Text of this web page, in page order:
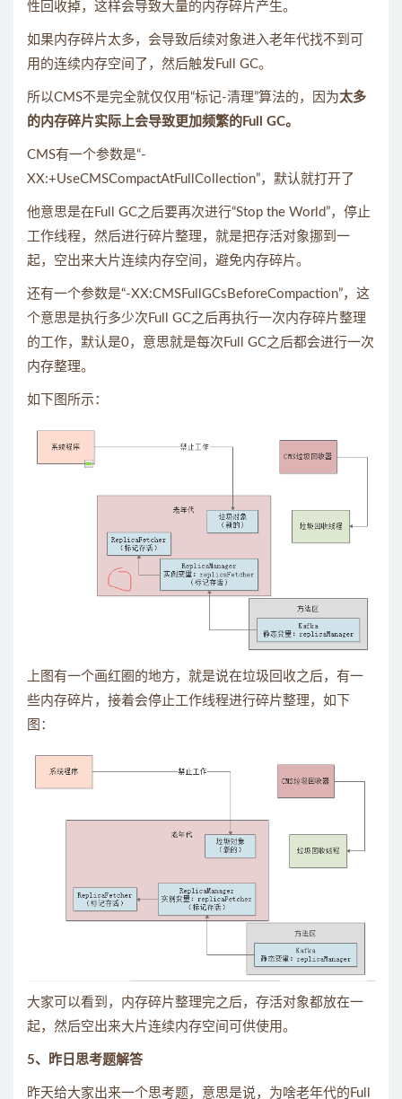
性回收掉，这样会导致大量的内存碎片产生。
如果内存碎片太多，会导致后续对象进入老年代找不到可
用的连续内存空间了，然后触发Full GC。
所以CMS不是完全就仅仅用“标记-清理”算法的，因为太多
的内存碎片实际上会导致更加频繁的Full GC。
CMS有一个参数是“-
XX:+UseCMSCompactAtFullCollection”，默认就打开了
他意思是在Full GC之后要再次进行“Stop the World”，停止
工作线程，然后进行碎片整理，就是把存活对象挪到一
起，空出来大片连续内存空间，避免内存碎片。
还有一个参数是“-XX:CMSFullGCsBeforeCompaction”，这
个意思是执行多少次Full GC之后再执行一次内存碎片整理
的工作，默认是0，意思就是每次Full GC之后都会进行一次
内存整理。
如下图所示：
上图有一个画红圈的地方，就是说在垃圾回收之后，有一
些内存碎片，接着会停止工作线程进行碎片整理，如下
图：
大家可以看到，内存碎片整理完之后，存活对象都放在一
起，然后空出来大片连续内存空间可供使用。
5、昨日思考题解答
昨天给大家出来一个思考题，意思是说，为啥老年代的Full